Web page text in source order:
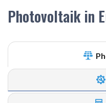
Photovoltaik in